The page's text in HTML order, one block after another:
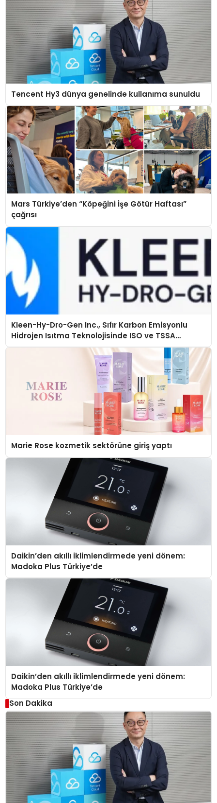
Tencent Hy3 dünya genelinde kullanıma sunuldu
Mars Türkiye’den “Köpeğini İşe Götür Haftası”
çağrısı
Kleen-Hy-Dro-Gen Inc., Sıfır Karbon Emisyonlu
Hidrojen Isıtma Teknolojisinde ISO ve TSSA
Düzenleyici Onaylarını Aldı
Marie Rose kozmetik sektörüne giriş yaptı
Daikin’den akıllı iklimlendirmede yeni dönem:
Madoka Plus Türkiye’de
Daikin’den akıllı iklimlendirmede yeni dönem:
Madoka Plus Türkiye’de
Son Dakika